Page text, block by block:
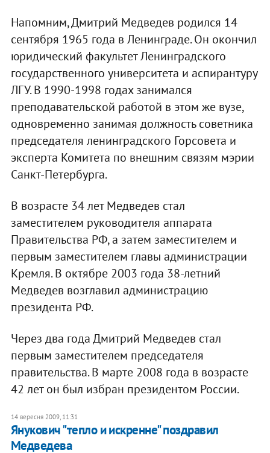
Напомним, Дмитрий Медведев родился 14
сентября 1965 года в Ленинграде. Он окончил
юридический факультет Ленинградского
государственного университета и аспирантуру
ЛГУ. В 1990-1998 годах занимался
преподавательской работой в этом же вузе,
одновременно занимая должность советника
председателя ленинградского Горсовета и
эксперта Комитета по внешним связям мэрии
Санкт-Петербурга.
В возрасте 34 лет Медведев стал
заместителем руководителя аппарата
Правительства РФ, а затем заместителем и
первым заместителем главы администрации
Кремля. В октябре 2003 года 38-летний
Медведев возглавил администрацию
президента РФ.
Через два года Дмитрий Медведев стал
первым заместителем председателя
правительства. В марте 2008 года в возрасте
42 лет он был избран президентом России.
14 вересня 2009, 11:31
Янукович "тепло и искренне" поздравил
Медведева